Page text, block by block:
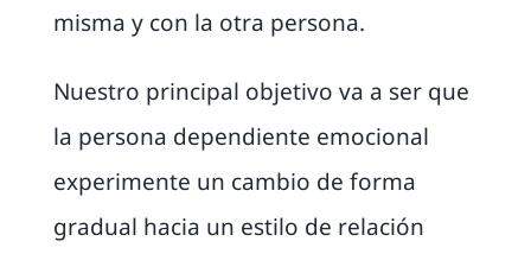
misma y con la otra persona.
Nuestro principal objetivo va a ser que
la persona dependiente emocional
experimente un cambio de forma
gradual hacia un estilo de relación